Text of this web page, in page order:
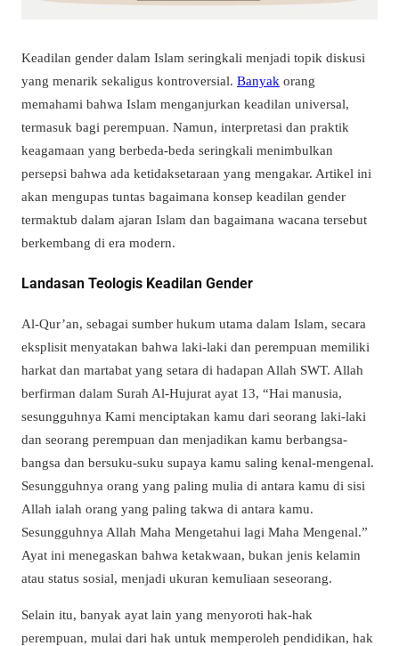
Keadilan gender dalam Islam seringkali menjadi topik diskusi
yang menarik sekaligus kontroversial. Banyak orang
memahami bahwa Islam menganjurkan keadilan universal,
termasuk bagi perempuan. Namun, interpretasi dan praktik
keagamaan yang berbeda-beda seringkali menimbulkan
persepsi bahwa ada ketidaksetaraan yang mengakar. Artikel ini
akan mengupas tuntas bagaimana konsep keadilan gender
termaktub dalam ajaran Islam dan bagaimana wacana tersebut
berkembang di era modern.
Landasan Teologis Keadilan Gender
Al-Qur’an, sebagai sumber hukum utama dalam Islam, secara
eksplisit menyatakan bahwa laki-laki dan perempuan memiliki
harkat dan martabat yang setara di hadapan Allah SWT. Allah
berfirman dalam Surah Al-Hujurat ayat 13, “Hai manusia,
sesungguhnya Kami menciptakan kamu dari seorang laki-laki
dan seorang perempuan dan menjadikan kamu berbangsa-
bangsa dan bersuku-suku supaya kamu saling kenal-mengenal.
Sesungguhnya orang yang paling mulia di antara kamu di sisi
Allah ialah orang yang paling takwa di antara kamu.
Sesungguhnya Allah Maha Mengetahui lagi Maha Mengenal.”
Ayat ini menegaskan bahwa ketakwaan, bukan jenis kelamin
atau status sosial, menjadi ukuran kemuliaan seseorang.
Selain itu, banyak ayat lain yang menyoroti hak-hak
perempuan, mulai dari hak untuk memperoleh pendidikan, hak